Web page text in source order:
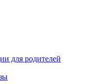
для родителей